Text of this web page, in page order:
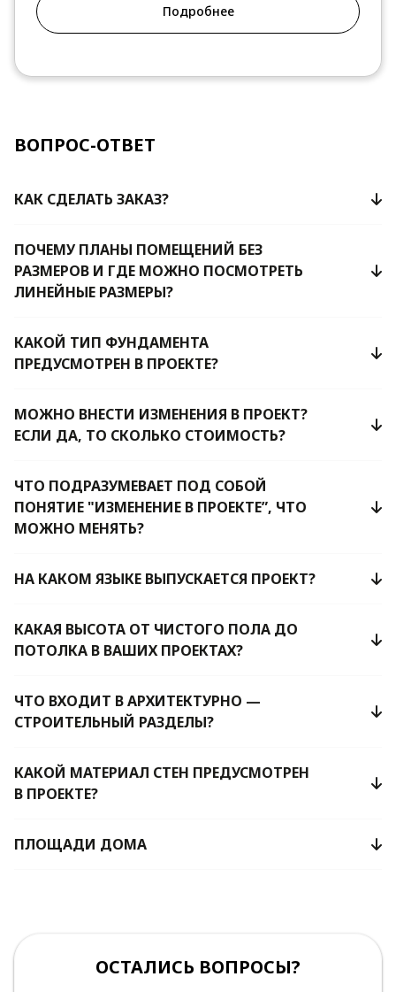
Подробнее
ВОПРОС-ОТВЕТ
КАК СДЕЛАТЬ ЗАКАЗ?
ПОЧЕМУ ПЛАНЫ ПОМЕЩЕНИЙ БЕЗ
РАЗМЕРОВ И ГДЕ МОЖНО ПОСМОТРЕТЬ
ЛИНЕЙНЫЕ РАЗМЕРЫ?
КАКОЙ ТИП ФУНДАМЕНТА
ПРЕДУСМОТРЕН В ПРОЕКТЕ?
МОЖНО ВНЕСТИ ИЗМЕНЕНИЯ В ПРОЕКТ?
ЕСЛИ ДА, ТО СКОЛЬКО СТОИМОСТЬ?
ЧТО ПОДРАЗУМЕВАЕТ ПОД СОБОЙ
ПОНЯТИЕ "ИЗМЕНЕНИЕ В ПРОЕКТЕ”, ЧТО
МОЖНО МЕНЯТЬ?
НА КАКОМ ЯЗЫКЕ ВЫПУСКАЕТСЯ ПРОЕКТ?
КАКАЯ ВЫСОТА ОТ ЧИСТОГО ПОЛА ДО
ПОТОЛКА В ВАШИХ ПРОЕКТАХ?
ЧТО ВХОДИТ В АРХИТЕКТУРНО —
СТРОИТЕЛЬНЫЙ РАЗДЕЛЫ?
КАКОЙ МАТЕРИАЛ СТЕН ПРЕДУСМОТРЕН
В ПРОЕКТЕ?
ПЛОЩАДИ ДОМА
ОСТАЛИСЬ ВОПРОСЫ?